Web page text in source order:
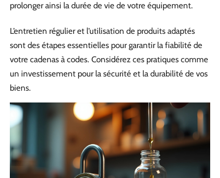
prolonger ainsi la durée de vie de votre équipement.
L’entretien régulier et l’utilisation de produits adaptés
sont des étapes essentielles pour garantir la fiabilité de
votre cadenas à codes. Considérez ces pratiques comme
un investissement pour la sécurité et la durabilité de vos
biens.